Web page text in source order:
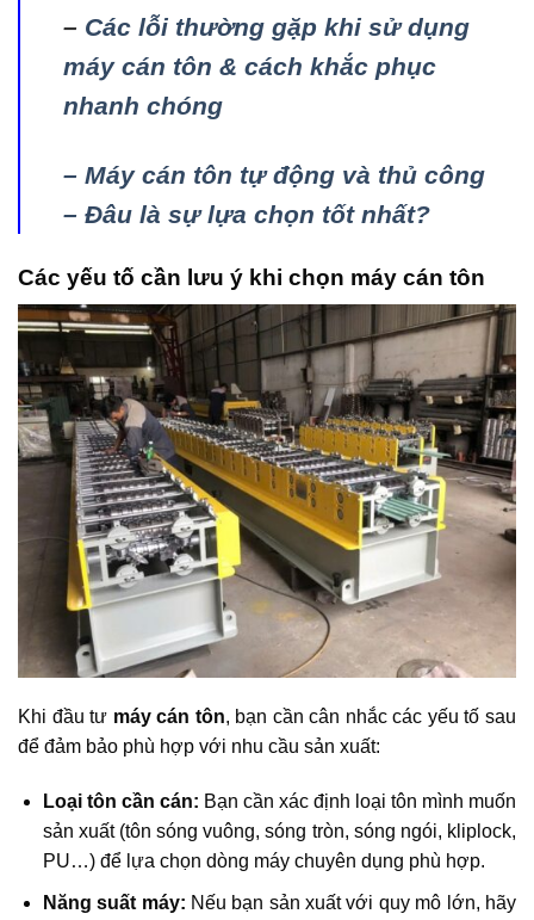
– Các lỗi thường gặp khi sử dụng
máy cán tôn & cách khắc phục
nhanh chóng
– Máy cán tôn tự động và thủ công
– Đâu là sự lựa chọn tốt nhất?
Các yếu tố cần lưu ý khi chọn máy cán tôn
Khi đầu tư máy cán tôn, bạn cần cân nhắc các yếu tố sau
để đảm bảo phù hợp với nhu cầu sản xuất:
Loại tôn cần cán: Bạn cần xác định loại tôn mình muốn
sản xuất (tôn sóng vuông, sóng tròn, sóng ngói, kliplock,
PU…) để lựa chọn dòng máy chuyên dụng phù hợp.
Năng suất máy: Nếu bạn sản xuất với quy mô lớn, hãy